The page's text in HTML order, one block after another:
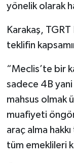
yönelik olarak
Karakaş,
teklifin
“Meclis’te bir
sadece 4B
mahsus olmak
muafiyeti
araç alma
tüm emeklileri